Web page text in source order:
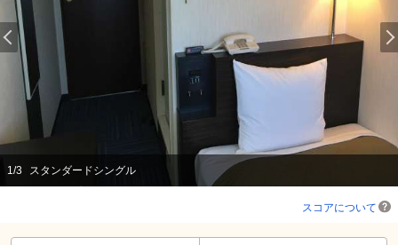
1/3 スタンダードシングル
スコアについて